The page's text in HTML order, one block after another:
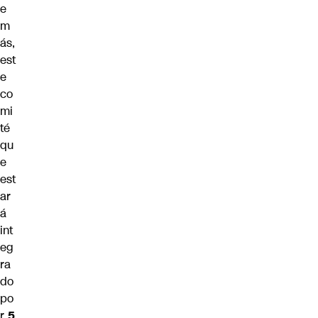
e
m
ás,
est
e
co
mi
té
qu
e
est
ar
á
int
eg
ra
do
po